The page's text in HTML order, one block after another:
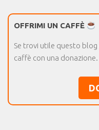
OFFRIMI UN CAFFÈ
Se trovi utile questo
caffè con una